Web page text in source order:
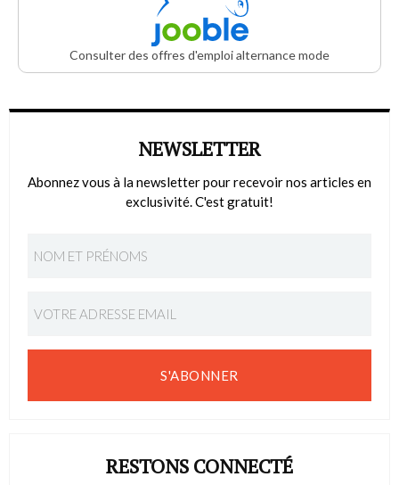
Consulter des offres d'emploi alternance mode
NEWSLETTER
Abonnez vous à la newsletter pour recevoir nos articles en
exclusivité. C'est gratuit!
S'ABONNER
RESTONS CONNECTÉ